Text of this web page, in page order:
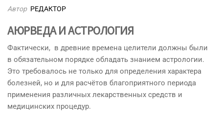
Автор РЕДАКТОР
АЮРВЕДА И АСТРОЛОГИЯ
Фактически, в древние времена целители должны были
в обязательном порядке обладать знанием астрологии.
Это требовалось не только для определения характера
болезней, но и для расчётов благоприятного периода
применения различных лекарственных средств и
медицинских процедур.